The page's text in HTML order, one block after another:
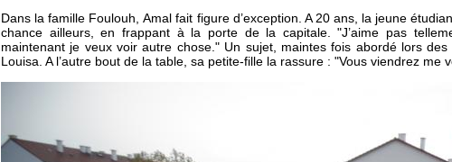
Dans la famille Foulouh, Amal fait figure d’exception. A 20 ans, la jeune
chance ailleurs, en frappant à la porte de la capitale. "J’aime pas
maintenant je veux voir autre chose." Un sujet, maintes fois abordé lors
Louisa. A l’autre bout de la table, sa petite-fille la rassure : "Vous viendrez me